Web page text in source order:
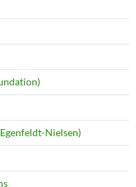
Nielsen)